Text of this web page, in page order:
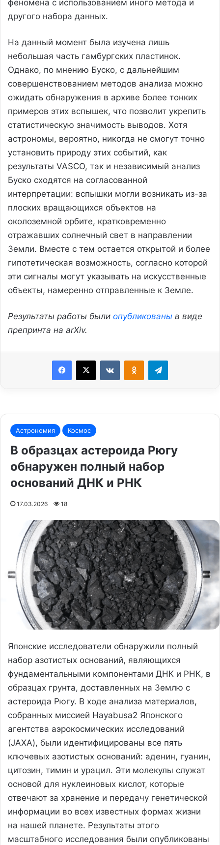
феномена с использованием иного метода и
другого набора данных.
На данный момент была изучена лишь
небольшая часть гамбургских пластинок.
Однако, по мнению Буско, с дальнейшим
совершенствованием методов анализа можно
ожидать обнаружения в архиве более тонких
примеров этих вспышек, что позволит укрепить
статистическую значимость выводов. Хотя
астрономы, вероятно, никогда не смогут точно
установить природу этих событий, как
результаты VASCO, так и независимый анализ
Буско сходятся на согласованной
интерпретации: вспышки могли возникать из-за
плоских вращающихся объектов на
околоземной орбите, кратковременно
отражавших солнечный свет в направлении
Земли. Вместе с тем остается открытой и более
гипотетическая возможность, согласно которой
эти сигналы могут указывать на искусственные
объекты, намеренно отправленные к Земле.
Результаты работы были опубликованы в виде
препринта на arXiv.
Facebook
X VKontakteOdnoklassniki
Telegram